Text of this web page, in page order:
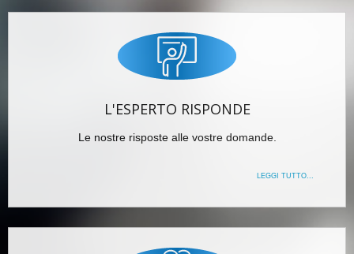
L'ESPERTO RISPONDE
Le nostre risposte alle vostre domande.
LEGGI TUTTO...